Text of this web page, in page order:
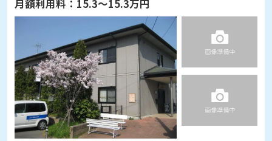
月額利用料： 15.3～15.3万円